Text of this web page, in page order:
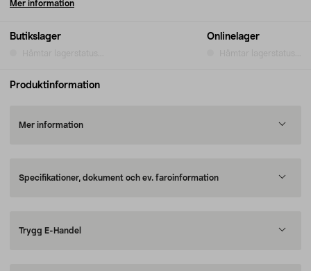
Butikslager Onlinelager
Mer information
Produktinformation
Mer information
Specifikationer, dokument och ev. faroinformation
Trygg E-Handel